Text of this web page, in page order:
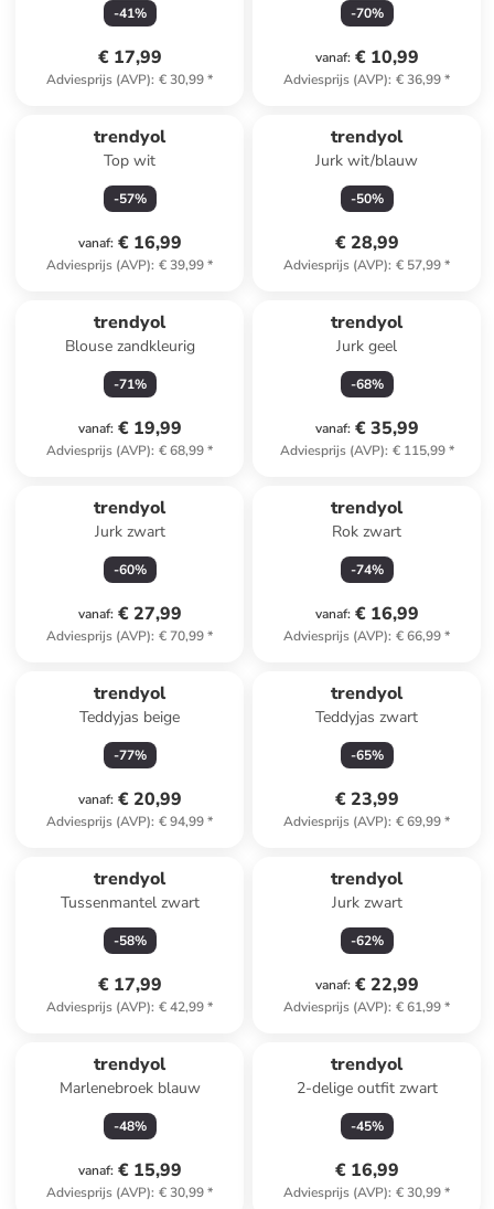
-41%
€ 17,99
Adviesprijs (AVP): € 30,99*
-70%
vanaf: € 10,99
Adviesprijs (AVP): € 36,99*
trendyol
Top wit
-57%
vanaf: € 16,99
Adviesprijs (AVP): € 39,99*
trendyol
Jurk wit/blauw
-50%
€ 28,99
Adviesprijs (AVP): € 57,99*
trendyol
Blouse zandkleurig
-71%
vanaf: € 19,99
Adviesprijs (AVP): € 68,99*
trendyol
Jurk geel
-68%
vanaf: € 35,99
Adviesprijs (AVP): € 115,99*
trendyol
Jurk zwart
-60%
vanaf: € 27,99
Adviesprijs (AVP): € 70,99*
trendyol
Rok zwart
-74%
vanaf: € 16,99
Adviesprijs (AVP): € 66,99*
trendyol
Teddyjas beige
-77%
vanaf: € 20,99
Adviesprijs (AVP): € 94,99*
trendyol
Teddyjas zwart
-65%
€ 23,99
Adviesprijs (AVP): € 69,99*
trendyol
Tussenmantel zwart
-58%
€ 17,99
Adviesprijs (AVP): € 42,99*
trendyol
Jurk zwart
-62%
vanaf: € 22,99
Adviesprijs (AVP): € 61,99*
trendyol
Marlenebroek blauw
-48%
vanaf: € 15,99
Adviesprijs (AVP): € 30,99*
trendyol
2-delige outfit zwart
-45%
€ 16,99
Adviesprijs (AVP): € 30,99*